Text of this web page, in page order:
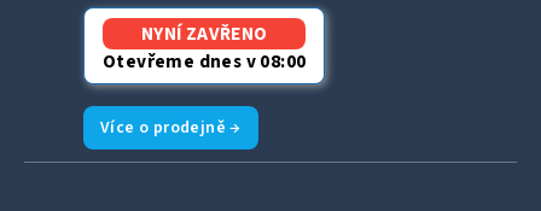
NYNÍ ZAVŘENO
Otevřeme dnes v 08:00
Více o prodejně →